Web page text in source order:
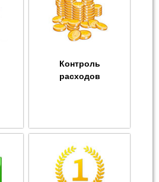
Контроль
расходов